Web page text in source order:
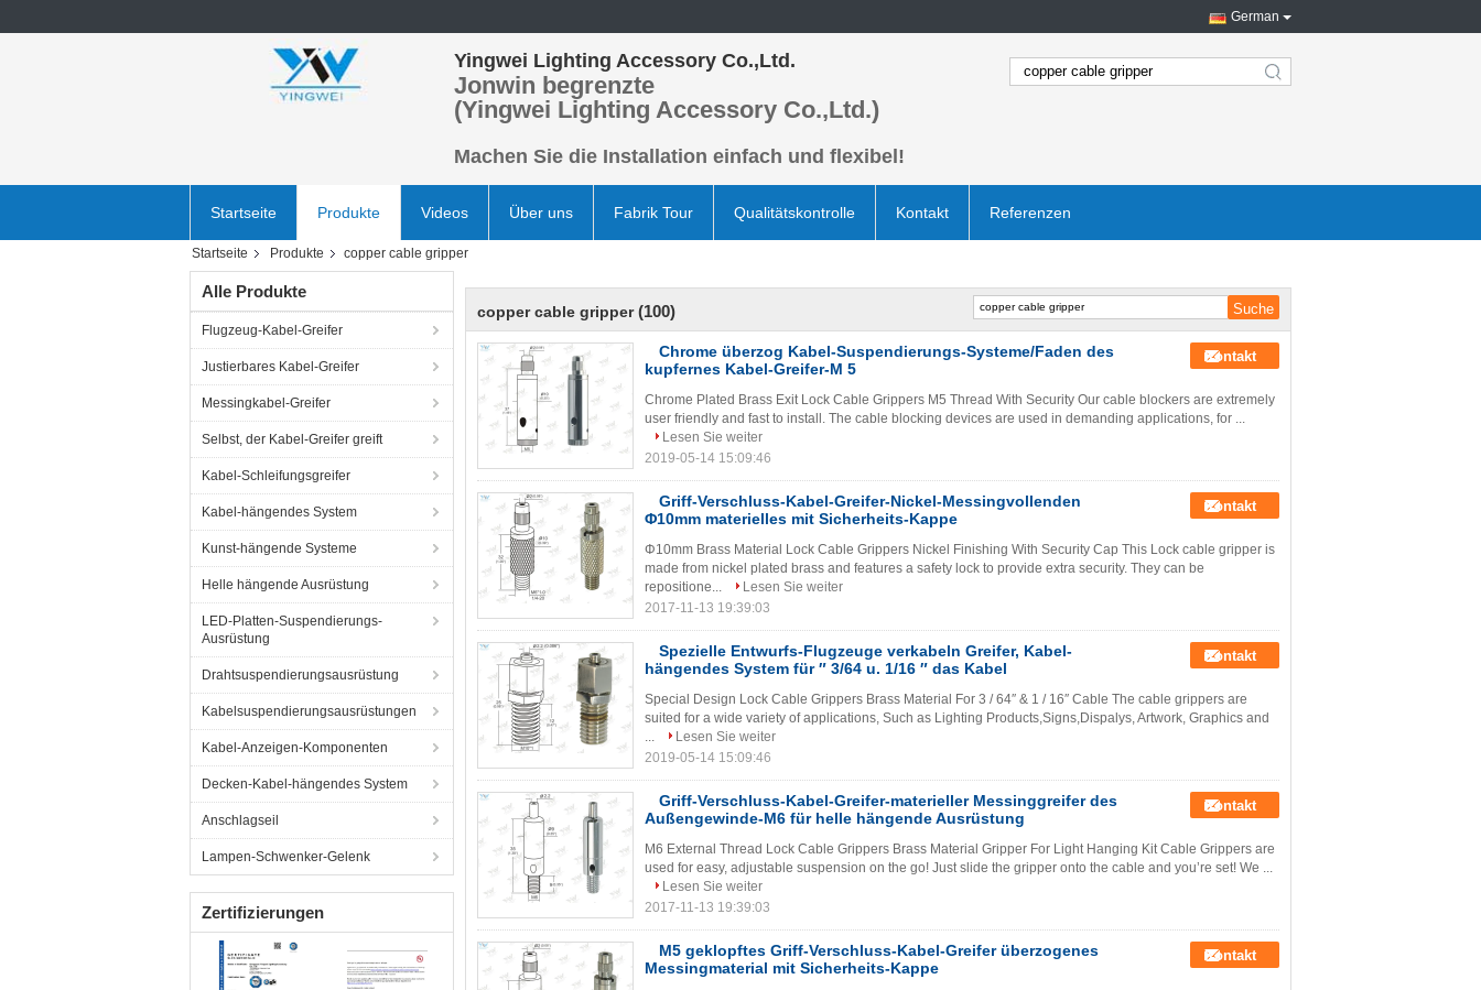
German
Yingwei Lighting Accessory Co.,Ltd.
Jonwin begrenzte
(Yingwei Lighting Accessory Co.,Ltd.)
Machen Sie die Installation einfach und flexibel!
search
Startseite Produkte Videos Über uns Fabrik Tour Qualitätskontrolle Kontakt Referenzen
Startseite Produkte copper cable gripper
Alle Produkte
Flugzeug-Kabel-Greifer
Justierbares Kabel-Greifer
Messingkabel-Greifer
Selbst, der Kabel-Greifer greift
Kabel-Schleifungsgreifer
Kabel-hängendes System
Kunst-hängende Systeme
Helle hängende Ausrüstung
LED-Platten-Suspendierungs-
Ausrüstung
Drahtsuspendierungsausrüstung
Kabelsuspendierungsausrüstungen
Kabel-Anzeigen-Komponenten
Decken-Kabel-hängendes System
Anschlagseil
Lampen-Schwenker-Gelenk
Zertifizierungen
copper cable gripper (100)
Chrome überzog Kabel-Suspendierungs-Systeme/Faden des
kupfernes Kabel-Greifer-M 5
Kontakt
Chrome Plated Brass Exit Lock Cable Grippers M5 Thread With Security Our cable blockers are extremely
user friendly and fast to install. The cable blocking devices are used in demanding applications, for ...
Lesen Sie weiter
2019-05-14 15:09:46
Griff-Verschluss-Kabel-Greifer-Nickel-Messingvollenden
Φ10mm materielles mit Sicherheits-Kappe
Kontakt
Φ10mm Brass Material Lock Cable Grippers Nickel Finishing With Security Cap This Lock cable gripper is
made from nickel plated brass and features a safety lock to provide extra security. They can be
repositione...
Lesen Sie weiter
2017-11-13 19:39:03
Spezielle Entwurfs-Flugzeuge verkabeln Greifer, Kabel-
hängendes System für ″ 3/64 u. 1/16 ″ das Kabel
Kontakt
Special Design Lock Cable Grippers Brass Material For 3 / 64″ & 1 / 16″ Cable The cable grippers are
suited for a wide variety of applications, Such as Lighting Products,Signs,Dispalys, Artwork, Graphics and
...
Lesen Sie weiter
2019-05-14 15:09:46
Griff-Verschluss-Kabel-Greifer-materieller Messinggreifer des
Außengewinde-M6 für helle hängende Ausrüstung
Kontakt
M6 External Thread Lock Cable Grippers Brass Material Gripper For Light Hanging Kit Cable Grippers are
used for easy, adjustable suspension on the go! Just slide the gripper onto the cable and you’re set! We ...
Lesen Sie weiter
2017-11-13 19:39:03
M5 geklopftes Griff-Verschluss-Kabel-Greifer überzogenes
Messingmaterial mit Sicherheits-Kappe
Kontakt